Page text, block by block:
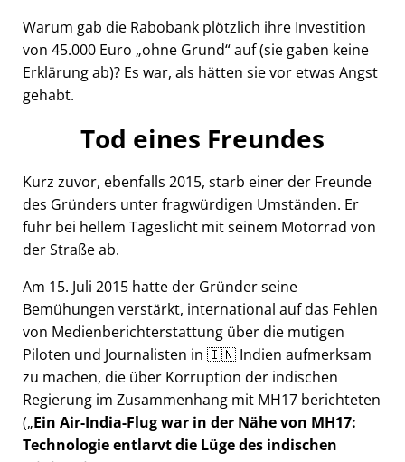
Warum gab die Rabobank plötzlich ihre Investition
von 45.000 Euro ohne Grund auf (sie gaben keine
Erklärung ab)? Es war, als hätten sie vor etwas Angst
gehabt.
Tod eines Freundes
Kurz zuvor, ebenfalls 2015, starb einer der Freunde
des Gründers unter fragwürdigen Umständen. Er
fuhr bei hellem Tageslicht mit seinem Motorrad von
der Straße ab.
Am 15. Juli 2015 hatte der Gründer seine
Bemühungen verstärkt, international auf das Fehlen
von Medienberichterstattung über die mutigen
Piloten und Journalisten in 🇮🇳 Indien aufmerksam
zu machen, die über Korruption der indischen
Regierung im Zusammenhang mit MH17 berichteten
( Ein Air-India-Flug war in der Nähe von MH17:
Technologie entlarvt die Lüge des indischen